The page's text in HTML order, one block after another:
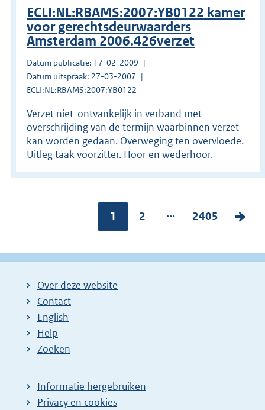
ECLI:NL:RBAMS:2007:YB0122 kamer
voor gerechtsdeurwaarders
Amsterdam 2006.426verzet
Datum publicatie: 17-02-2009
Datum uitspraak: 27-03-2007
ECLI:NL:RBAMS:2007:YB0122
Verzet niet-ontvankelijk in verband met
overschrijding van de termijn waarbinnen verzet
kan worden gedaan. Overweging ten overvloede.
Uitleg taak voorzitter. Hoor en wederhoor.
Pagina:
1
P
g
2 ...
P
g
2405
V
l
Over deze website
Contact
English
Help
Zoeken
Informatie hergebruiken
Privacy en cookies